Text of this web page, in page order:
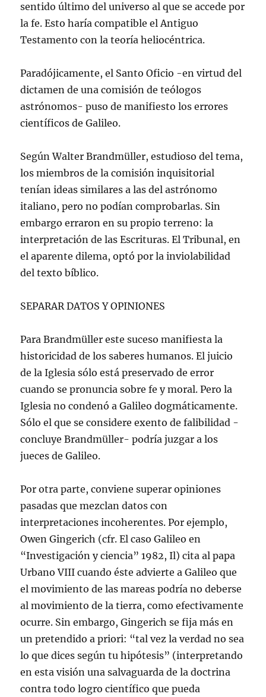
sentido último del universo al que se accede por
la fe. Esto haría compatible el Antiguo
Testamento con la teoría heliocéntrica.
Paradójicamente, el Santo Oficio -en virtud del
dictamen de una comisión de teólogos
astrónomos- puso de manifiesto los errores
científicos de Galileo.
Según Walter Brandmüller, estudioso del tema,
los miembros de la comisión inquisitorial
tenían ideas similares a las del astrónomo
italiano, pero no podían comprobarlas. Sin
embargo erraron en su propio terreno: la
interpretación de las Escrituras. El Tribunal, en
el aparente dilema, optó por la inviolabilidad
del texto bíblico.
SEPARAR DATOS Y OPINIONES
Para Brandmüller este suceso manifiesta la
historicidad de los saberes humanos. El juicio
de la Iglesia sólo está preservado de error
cuando se pronuncia sobre fe y moral. Pero la
Iglesia no condenó a Galileo dogmáticamente.
Sólo el que se considere exento de falibilidad -
concluye Brandmüller- podría juzgar a los
jueces de Galileo.
Por otra parte, conviene superar opiniones
pasadas que mezclan datos con
interpretaciones incoherentes. Por ejemplo,
Owen Gingerich (cfr. El caso Galileo en
“Investigación y ciencia” 1982, Il) cita al papa
Urbano VIII cuando éste advierte a Galileo que
el movimiento de las mareas podría no deberse
al movimiento de la tierra, como efectivamente
ocurre. Sin embargo, Gingerich se fija más en
un pretendido a priori: “tal vez la verdad no sea
lo que dices según tu hipótesis” (interpretando
en esta visión una salvaguarda de la doctrina
contra todo logro científico que pueda